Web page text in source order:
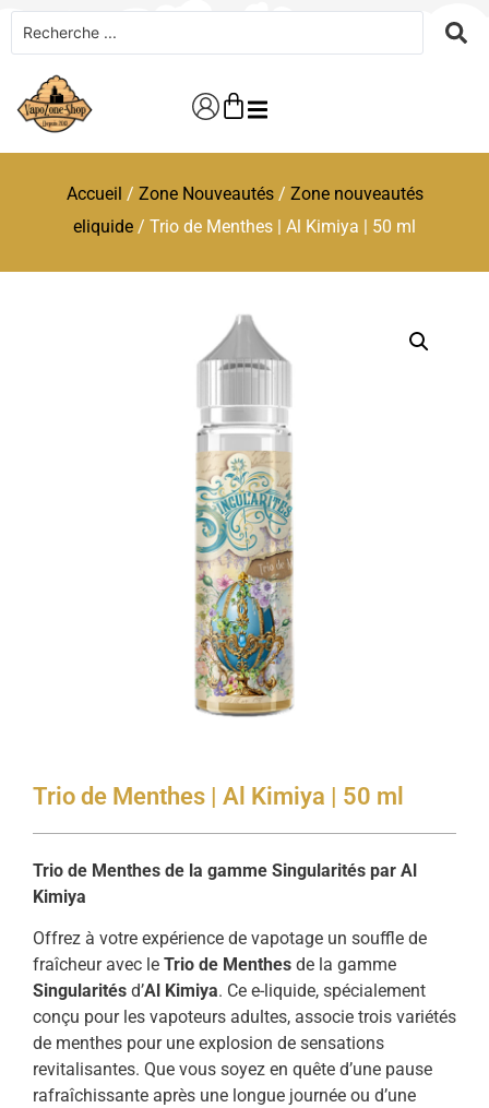
Accueil / Zone Nouveautés/ Zone nouveautés
eliquide / Trio de Menthes | Al Kimiya | 50 ml
Trio de Menthes | Al Kimiya | 50 ml
Trio de Menthes de la gamme Singularités par Al
Kimiya
Offrez à votre expérience de vapotage un souffle de
fraîcheur avec le Trio de Menthes de la gamme
Singularités d’Al Kimiya. Ce e-liquide, spécialement
conçu pour les vapoteurs adultes, associe trois variétés
de menthes pour une explosion de sensations
revitalisantes. Que vous soyez en quête d’une pause
rafraîchissante après une longue journée ou d’une